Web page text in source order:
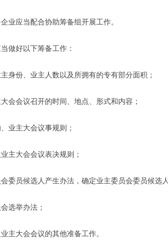
应当配合协助筹备组开展工作。
好以下筹备工作：
份、业主人数以及所拥有的专有部分面积；
会议召开的时间、地点、形式和内容；
主大会议事规则；
大会会议表决规则；
员候选人产生办法，确定业主委员会委员候选人
选举办法；
大会会议的其他准备工作。